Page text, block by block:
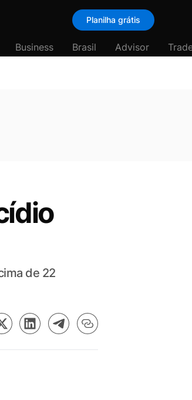
Planilha grátis
Business Brasil Advisor
de 22